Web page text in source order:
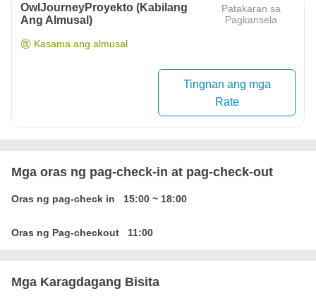
OwlJourneyProyekto (Kabilang
Ang Almusal)
Patakaran sa
Pagkansela
Kasama ang almusal
Tingnan ang mga
Rate
Mga oras ng pag-check-in at pag-check-out
Oras ng pag-check in 15:00 ~ 18:00
Oras ng Pag-checkout 11:00
Mga Karagdagang Bisita